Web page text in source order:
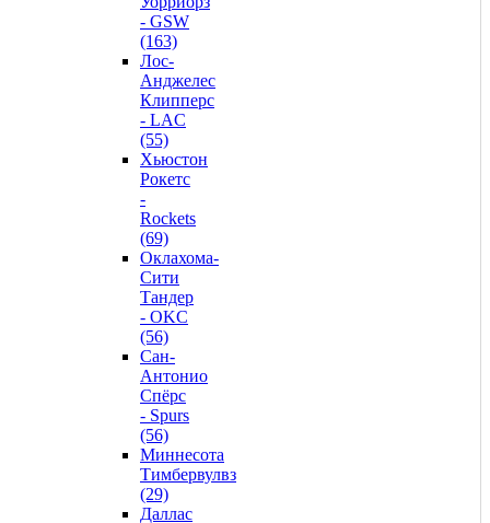
- GSW
(163)
Лос-
Анджелес
Клипперс
- LAC
(55)
Хьюстон
Рокетс
-
Rockets
(69)
Оклахома-
Сити
Тандер
- OKC
(56)
Сан-
Антонио
Спёрс
- Spurs
(56)
Миннесота
Тимбервулвз
(29)
Даллас